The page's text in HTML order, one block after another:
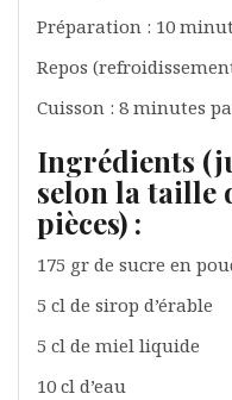
Préparation : 10
Repos
Cuisson : 8 minutes
Ingrédients
selon la taille
pièces) :
175 gr de sucre en
5 cl de sirop d’érable
5 cl de miel liquide
10 cl d’eau